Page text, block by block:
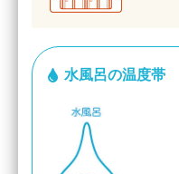
水風呂の温度帯